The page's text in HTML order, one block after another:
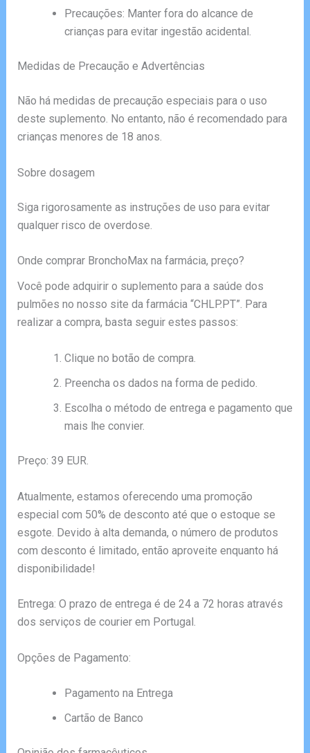
Precauções: Manter fora do alcance de
crianças para evitar ingestão acidental.
Medidas de Precaução e Advertências
Não há medidas de precaução especiais para o uso
deste suplemento. No entanto, não é recomendado para
crianças menores de 18 anos.
Sobre dosagem
Siga rigorosamente as instruções de uso para evitar
qualquer risco de overdose.
Onde comprar BronchoMax na farmácia, preço?
Você pode adquirir o suplemento para a saúde dos
pulmões no nosso site da farmácia “CHLP.PT”. Para
realizar a compra, basta seguir estes passos:
Clique no botão de compra.
Preencha os dados na forma de pedido.
Escolha o método de entrega e pagamento que
mais lhe convier.
Preço: 39 EUR.
Atualmente, estamos oferecendo uma promoção
especial com 50% de desconto até que o estoque se
esgote. Devido à alta demanda, o número de produtos
com desconto é limitado, então aproveite enquanto há
disponibilidade!
Entrega: O prazo de entrega é de 24 a 72 horas através
dos serviços de courier em Portugal.
Opções de Pagamento:
Pagamento na Entrega
Cartão de Banco